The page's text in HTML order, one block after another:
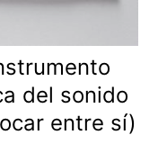
del sonido
entre sí)